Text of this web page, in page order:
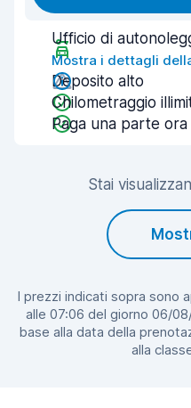
Ufficio di
Mostra i dettagli
Deposito alto
Chilometraggio
Paga una parte ora
Stai
I prezzi indicati sopra sono
alle 07:06 del giorno 06/
base alla data della
alla